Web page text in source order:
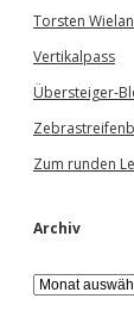
Torsten
Vertikalpass
Übersteiger-
Zum runden
Archiv
A
r